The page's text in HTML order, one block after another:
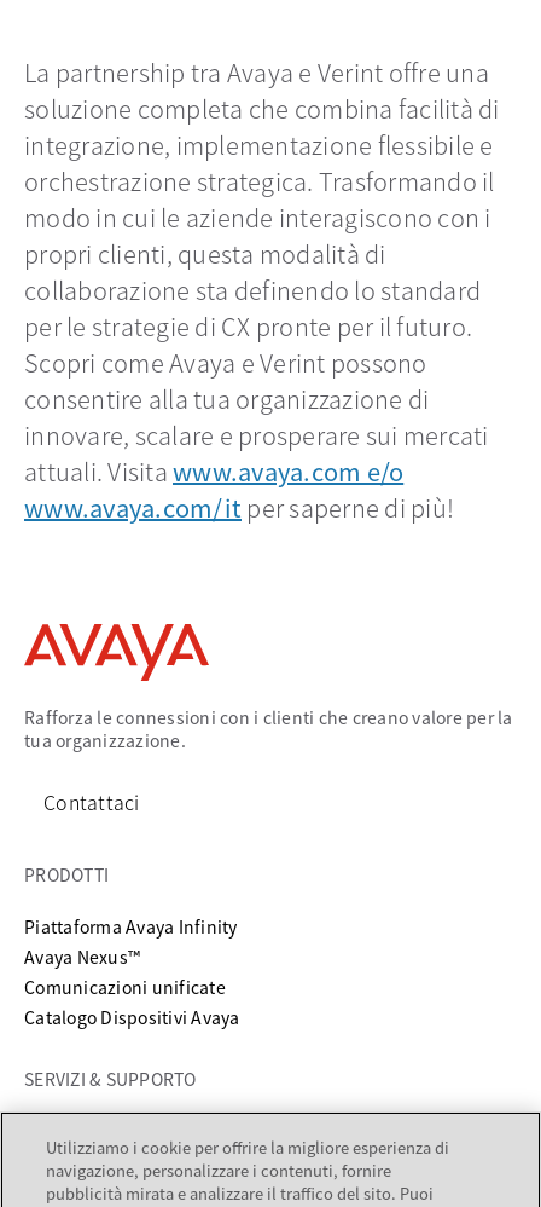
La partnership tra Avaya e Verint offre una
soluzione completa che combina facilità di
integrazione, implementazione flessibile e
orchestrazione strategica. Trasformando il
modo in cui le aziende interagiscono con i
propri clienti, questa modalità di
collaborazione sta definendo lo standard
per le strategie di CX pronte per il futuro.
Scopri come Avaya e Verint possono
consentire alla tua organizzazione di
innovare, scalare e prosperare sui mercati
attuali. Visitawww.avaya.com e/o
www.avaya.com/it per saperne di più!
Rafforza le connessioni con i clienti che creano valore per la
tua organizzazione.
Contattaci
PRODOTTI
Piattaforma Avaya Infinity
Avaya Nexus™
Comunicazioni unificate
Catalogo Dispositivi Avaya
SERVIZI & SUPPORTO
Documentazionesi apre in una nuova scheda
Servizi
Utilizziamo i cookie per offrire la migliore esperienza di
navigazione, personalizzare i contenuti, fornire
pubblicità mirata e analizzare il traffico del sito. Puoi